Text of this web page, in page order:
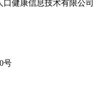
口健康信息技术有限公司
号